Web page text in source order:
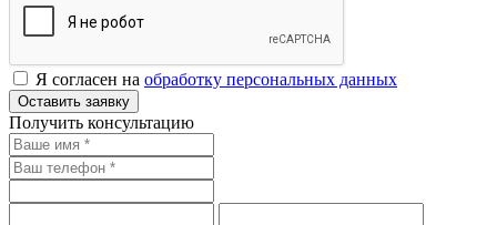
Я согласен на обработку персональных данных
Оставить заявку
Получить консультацию